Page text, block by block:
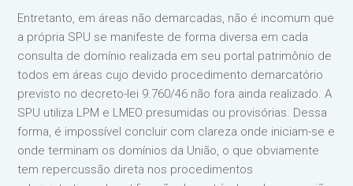
Entretanto, em áreas não demarcadas, não é incomum que
a própria SPU se manifeste de forma diversa em cada
consulta de domínio realizada em seu portal patrimônio de
todos em áreas cujo devido procedimento demarcatório
previsto no decreto-lei 9.760/46 não fora ainda realizado. A
SPU utiliza LPM e LMEO presumidas ou provisórias. Dessa
forma, é impossível concluir com clareza onde iniciam-se e
onde terminam os domínios da União, o que obviamente
tem repercussão direta nos procedimentos